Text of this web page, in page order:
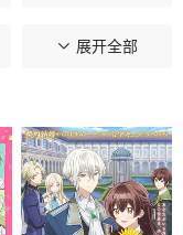
第03集
展开全部